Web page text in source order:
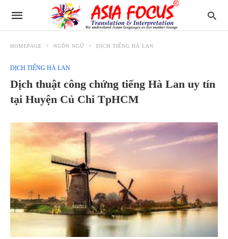
HOMEPAGE NGÔN NGỮ DỊCH TIẾNG HÀ LAN
DỊCH TIẾNG HÀ LAN
Dịch thuật công chứng tiếng Hà Lan uy tín
tại Huyện Củ Chi TpHCM